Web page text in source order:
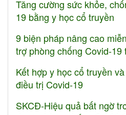
Tăng cường sức khỏe,
19 bằng y học cổ truyền
9 biện pháp nâng cao
trợ phòng chống Covid-
Kết hợp y học cổ truyền
điều trị Covid-19
SKCĐ-Hiệu quả bất ngờ